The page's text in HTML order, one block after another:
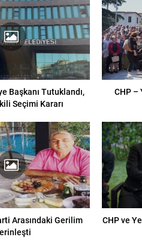
Başkanı Tutuklandı,
Seçimi Kararı
CHP –
Arasındaki Gerilim
CHP ve